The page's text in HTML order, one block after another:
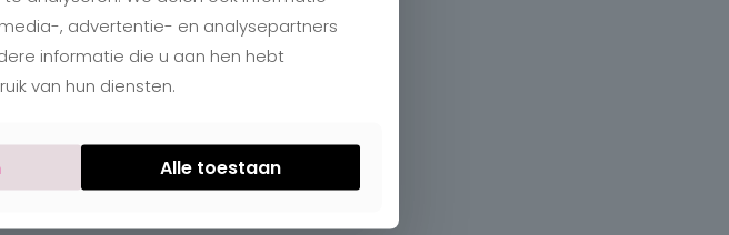
, advertentie- en analysepartners
informatie die u aan hen hebt
van hun diensten.
Alle toestaan